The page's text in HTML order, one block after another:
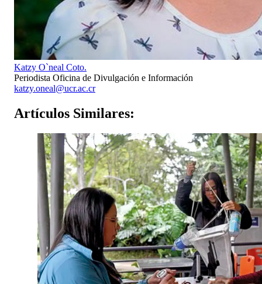
Katzy O`neal Coto.
Periodista Oficina de Divulgación e Información
katzy.oneal@ucr.ac.cr
Artículos Similares: